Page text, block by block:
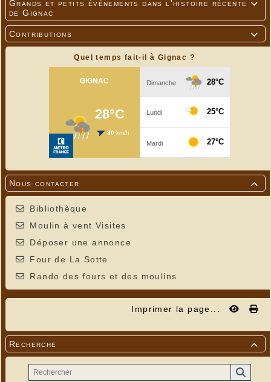

Grands et petits événements dans l'histoire récente
de Gignac

Contributions
Quel temps fait-il à Gignac ?

Nous contacter
Bibliothèque
Moulin à vent Visites
Déposer une annonce
Four de La Sotte
Rando des fours et des moulins
Imprimer la page...

Recherche